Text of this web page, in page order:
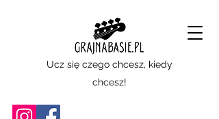
Ucz się czego chcesz, kiedy
chcesz!